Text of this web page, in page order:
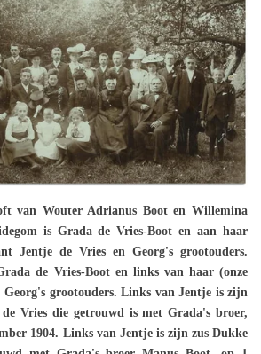
van Wouter Adrianus Boot en Willemina
is Grada de Vries-Boot en aan haar
Jentje de Vries en Georg's grootouders.
de Vries-Boot en links van haar (onze
Georg's grootouders. Links van Jentje is zijn
Vries die getrouwd is met Grada's broer,
1904. Links van Jentje is zijn zus Dukke